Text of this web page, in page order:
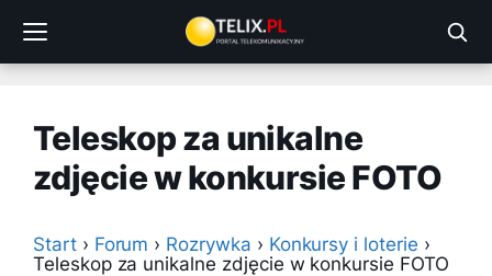
treści
Teleskop za unikalne
zdjęcie w konkursie FOTO
Start › Forum › Rozrywka › Konkursy i loterie ›
Teleskop za unikalne zdjęcie w konkursie FOTO